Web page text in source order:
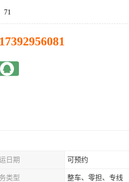
71
17392956081
日期 可预约
类型 整车、零担、专线